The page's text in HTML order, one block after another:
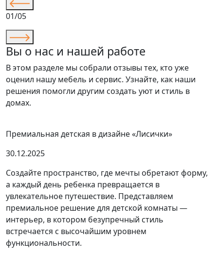
01/05
Вы о нас и нашей работе
В этом разделе мы собрали отзывы тех, кто уже
оценил нашу мебель и сервис. Узнайте, как наши
решения помогли другим создать уют и стиль в
домах.
Премиальная детская в дизайне «Лисички»
30.12.2025
Создайте пространство, где мечты обретают форму,
а каждый день ребенка превращается в
увлекательное путешествие. Представляем
премиальное решение для детской комнаты —
интерьер, в котором безупречный стиль
встречается с высочайшим уровнем
функциональности.